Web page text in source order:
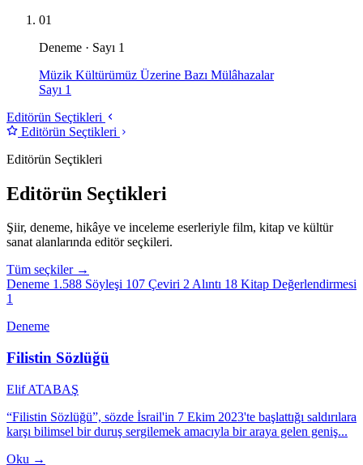
01
Deneme · Sayı 1
Müzik Kültürümüz Üzerine Bazı Mülâhazalar
Sayı 1
Editörün Seçtikleri
Editörün Seçtikleri
Editörün Seçtikleri
Editörün Seçtikleri
Şiir, deneme, hikâye ve inceleme eserleriyle film, kitap ve kültür
sanat alanlarında editör seçkileri.
Tüm seçkiler →
Deneme 1.588 Söyleşi 107 Çeviri 2Alıntı 18 Kitap Değerlendirmesi
1
Deneme
Filistin Sözlüğü
Elif ATABAŞ
“Filistin Sözlüğü”, sözde İsrail'in 7 Ekim 2023'te başlattığı saldırılara
karşı bilimsel bir duruş sergilemek amacıyla bir araya gelen geniş...
Oku →